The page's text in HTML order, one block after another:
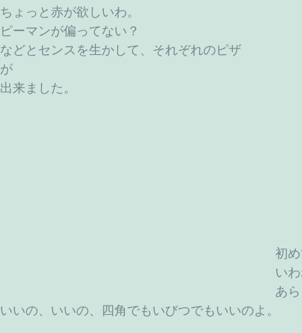
ちょっと赤が欲しいわ。
ピーマンが偏ってない？
などとセンスを生かして、それぞれのピザ
が
出来ました。
初
いわ
あ
いいの、いいの、四角でもいびつでもいいのよ。